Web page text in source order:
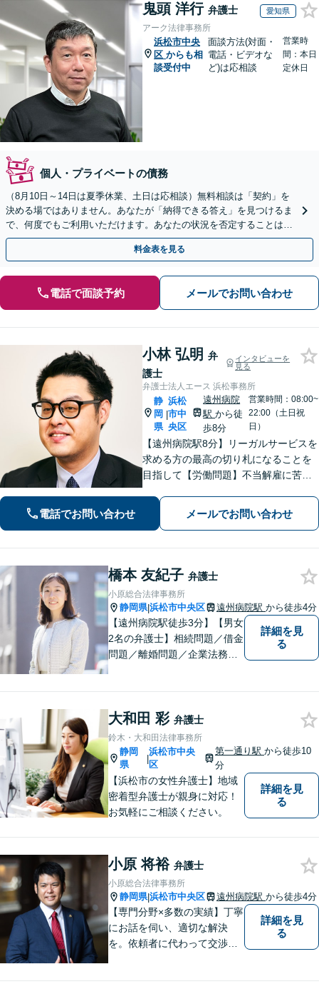
鬼頭 洋行 弁護士 愛知県
アーク法律事務所
浜松市中央
区 からも相
談受付中
面談方法(対面・
電話・ビデオな
ど)は応相談
営業時
間：本日
定休日
個人・プライベートの債務
（8月10日～14日は夏季休業、土日は応相談）無料相談は「契約」を
決める場ではありません。あなたが「納得できる答え」を見つけるま
で、何度でもご利用いただけます。あなたの状況を否定することは、
決してありません。どうぞ、ご安心ください。
料金表を見る
電話で面談予約 メールでお問い合わせ
小林 弘明 弁
護士
インタビューを
見る
弁護士法人エース 浜松事務所
静
岡
県
|
浜松
市中
央区
遠州病院
駅から徒
歩8分
営業時間：08:00~
22:00（土日祝
日）
【遠州病院駅8分】リーガルサービスを
求める方の最高の切り札になることを
目指して【労働問題】不当解雇に苦し
を模索します【離婚問題】認知請求・
養育費の請求など、辛い状況を好転さ
電話でお問い合わせ メールでお問い合わせ
橋本 友紀子 弁護士
小原総合法律事務所
静岡県|浜松市中央区 遠州病院駅 から徒歩4分
【遠州病院駅徒歩3分】【男女
2名の弁護士】相続問題／借金
問題／離婚問題／企業法務な
詳細を見
る
大和田 彩 弁護士
鈴木・大和田法律事務所
静岡
県
|
浜松市中央
区
第一通り駅 から徒歩10
分
【浜松市の女性弁護士】地域
密着型弁護士が親身に対応！
お気軽にご相談ください。
詳細を見
る
小原 将裕 弁護士
小原総合法律事務所
静岡県|浜松市中央区 遠州病院駅 から徒歩4分
【専門分野×多数の実績】丁寧
にお話を伺い、適切な解決
を。依頼者に代わって交渉・
詳細を見
る